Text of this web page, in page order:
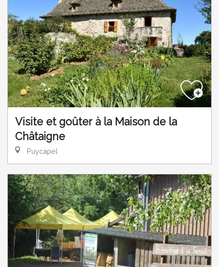
Visite et goûter à la Maison de la
Châtaigne
Puycapel